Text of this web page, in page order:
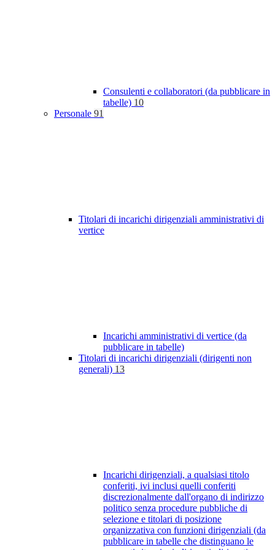
Consulenti e collaboratori (da pubblicare in
tabelle) 10
Personale 91
Titolari di incarichi dirigenziali amministrativi di
vertice
Incarichi amministrativi di vertice (da
pubblicare in tabelle)
Titolari di incarichi dirigenziali (dirigenti non
generali) 13
Incarichi dirigenziali, a qualsiasi titolo
conferiti, ivi inclusi quelli conferiti
discrezionalmente dall'organo di indirizzo
politico senza procedure pubbliche di
selezione e titolari di posizione
organizzativa con funzioni dirigenziali (da
pubblicare in tabelle che distinguano le